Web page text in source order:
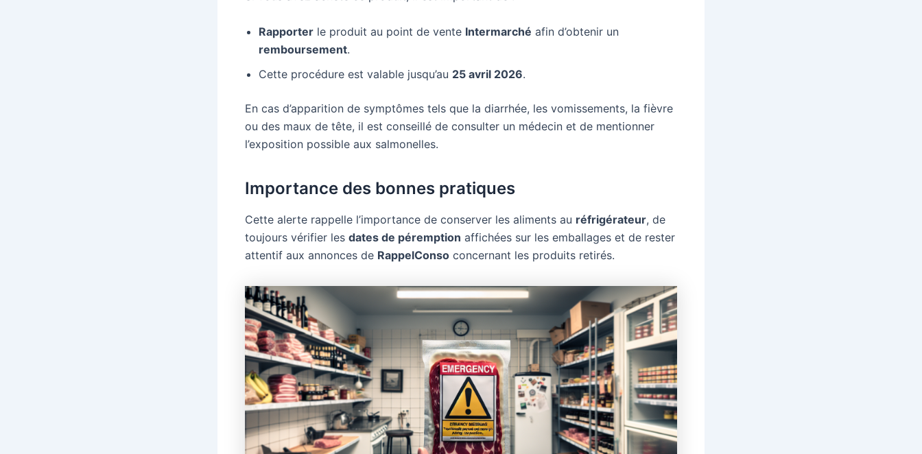
Rapporter le produit au point de vente Intermarché afin d’obtenir un
remboursement.
Cette procédure est valable jusqu’au 25 avril 2026.
En cas d’apparition de symptômes tels que la diarrhée, les vomissements, la fièvre
ou des maux de tête, il est conseillé de consulter un médecin et de mentionner
l’exposition possible aux salmonelles.
Importance des bonnes pratiques
Cette alerte rappelle l’importance de conserver les aliments au réfrigérateur, de
toujours vérifier les dates de péremption affichées sur les emballages et de rester
attentif aux annonces de RappelConso concernant les produits retirés.